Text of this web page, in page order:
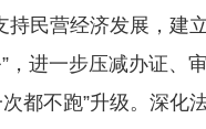
持民营经济发展，建
，进一步压减办证、
次都不跑”升级。深